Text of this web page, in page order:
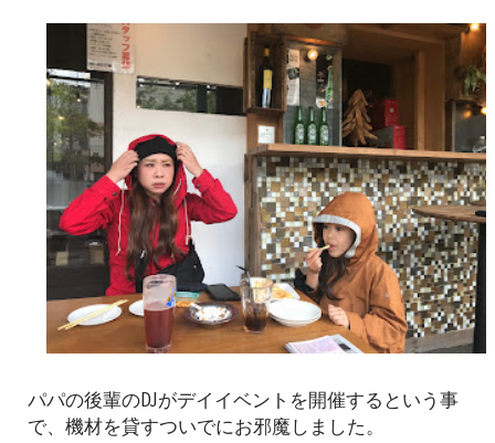
パパの後輩のDJがデイイベントを開催するという事
で、機材を貸すついでにお邪魔しました。